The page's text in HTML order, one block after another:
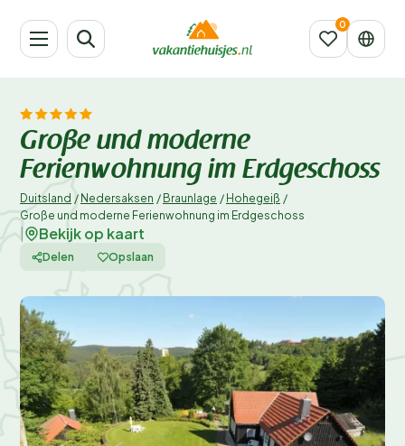
Große und moderne
Ferienwohnung im Erdgeschoss
Duitsland / Nedersaksen / Braunlage / Hohegeiß /
Große und moderne Ferienwohnung im Erdgeschoss
Bekijk op kaart
Delen Opslaan